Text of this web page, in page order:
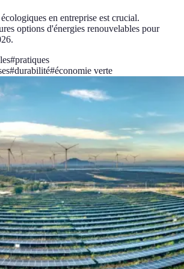
en entreprise est crucial.
options d'énergies renouvelables pour
#pratiques
#durabilité#économie verte